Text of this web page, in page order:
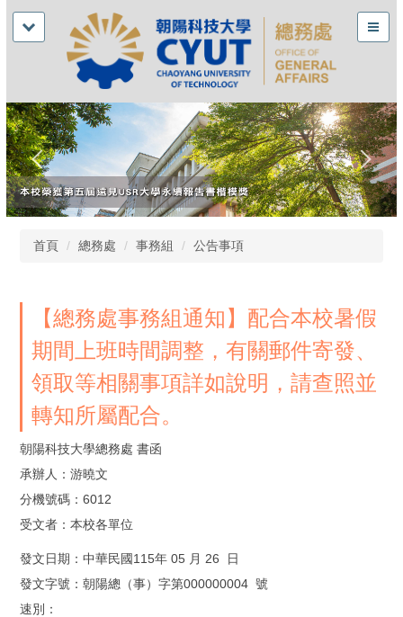
首頁 總務處 事務組 公告事項
【總務處事務組通知】配合本校暑假
期間上班時間調整，有關郵件寄發、
領取等相關事項詳如說明，請查照並
轉知所屬配合。
朝陽科技大學總務處 書函
承辦人：游曉文
分機號碼：6012
受文者：本校各單位
發文日期：中華民國115年 05 月 26 日
發文字號：朝陽總（事）字第000000004 號
速別：